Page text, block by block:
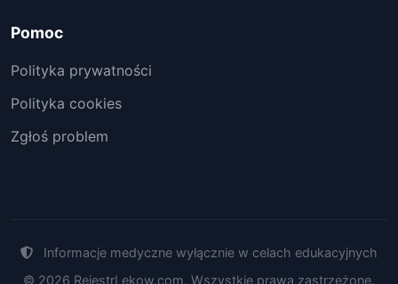
Pomoc
Polityka prywatności
Polityka cookies
Zgłoś problem
Informacje medyczne wyłącznie w celach edukacyjnych
© 2026 RejestrLekow.com. Wszystkie prawa zastrzeżone.